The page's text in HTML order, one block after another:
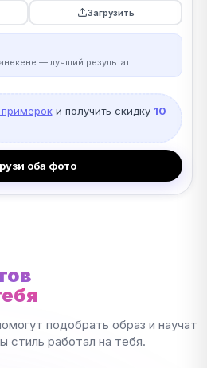
Загрузить
— лучший результат
примероки получить скидку 10
оба фото
подобрать образ и научат
стиль работал на тебя.